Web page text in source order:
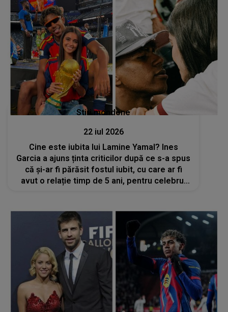
Stiri mondene
22 iul 2026
Cine este iubita lui Lamine Yamal? Ines
Garcia a ajuns ținta criticilor după ce s-a spus
că și-ar fi părăsit fostul iubit, cu care ar fi
avut o relație timp de 5 ani, pentru celebrul